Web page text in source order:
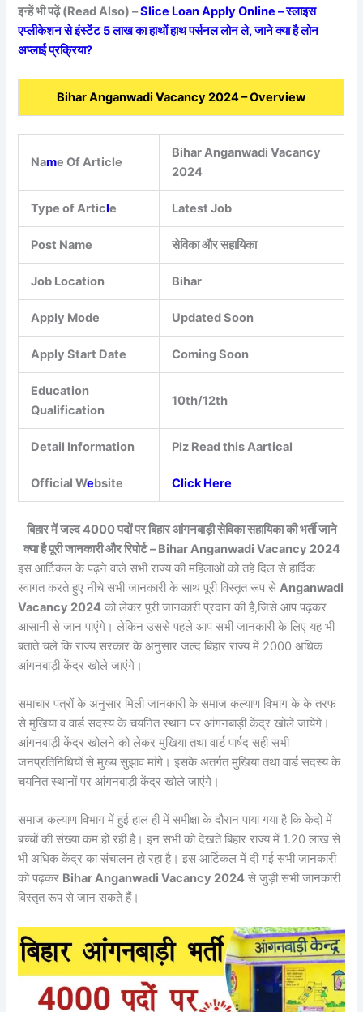
इन्हें भी पढ़ें (Read Also) –Slice Loan Apply Online – स्लाइस
एप्लीकेशन से इंस्टेंट 5 लाख का हाथों हाथ पर्सनल लोन ले, जाने क्या है लोन
अप्लाई प्रक्रिया?
Bihar Anganwadi Vacancy 2024 – Overview
Name Of Article
Bihar Anganwadi Vacancy
2024
Type of Article Latest Job
Post Name सेविका और सहायिका
Job Location Bihar
Apply Mode Updated Soon
Apply Start Date Coming Soon
Education
Qualification
10th/12th
Detail Information Plz Read this Aartical
Official Website Click Here
बिहार में जल्द 4000 पदों पर बिहार आंगनबाड़ी सेविका सहायिका की भर्ती जाने
क्या है पूरी जानकारी और रिपोर्ट – Bihar Anganwadi Vacancy 2024
इस आर्टिकल के पढ़ने वाले सभी राज्य की महिलाओं को तहे दिल से हार्दिक
स्वागत करते हुए नीचे सभी जानकारी के साथ पूरी विस्तृत रूप सेAnganwadi
Vacancy 2024 को लेकर पूरी जानकारी प्रदान की है,जिसे आप पढ़कर
आसानी से जान पाएंगे। लेकिन उससे पहले आप सभी जानकारी के लिए यह भी
बताते चले कि राज्य सरकार के अनुसार जल्द बिहार राज्य में 2000 अधिक
आंगनबाड़ी केंद्र खोले जाएंगे।
समाचार पत्रों के अनुसार मिली जानकारी के समाज कल्याण विभाग के के तरफ
से मुखिया व वार्ड सदस्य के चयनित स्थान पर आंगनबाड़ी केंद्र खोले जायेगे।
आंगनवाड़ी केंद्र खोलने को लेकर मुखिया तथा वार्ड पार्षद सही सभी
जनप्रतिनिधियों से मुख्य सुझाव मांगे। इसके अंतर्गत मुखिया तथा वार्ड सदस्य के
चयनित स्थानों पर आंगनबाड़ी केंद्र खोले जाएंगे।
समाज कल्याण विभाग में हुई हाल ही में समीक्षा के दौरान पाया गया है कि केदो में
बच्चों की संख्या कम हो रही है। इन सभी को देखते बिहार राज्य में 1.20 लाख से
भी अधिक केंद्र का संचालन हो रहा है। इस आर्टिकल में दी गई सभी जानकारी
को पढ़कर Bihar Anganwadi Vacancy 2024 से जुड़ी सभी जानकारी
विस्तृत रूप से जान सकते हैं।